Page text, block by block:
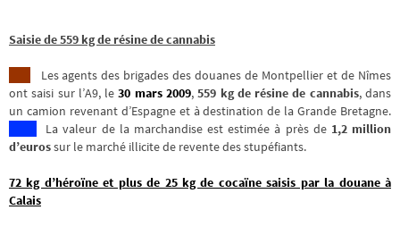
Saisie de 559 kg de résine de cannabis
Les agents des brigades des douanes de Montpellier et de Nîmes
ont saisi sur l’A9, le30 mars 2009,559 kg de résine de cannabis, dans
un camion revenant d’Espagne et à destination de la Grande Bretagne.
La valeur de la marchandise est estimée à près de 1,2 million
d’eurossur le marché illicite de revente des stupéfiants.
72 kg d’héroïne et plus de 25 kg de cocaïne saisis par la douane à
Calais